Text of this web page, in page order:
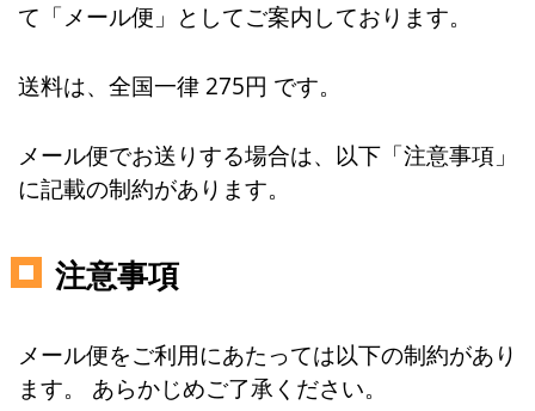
て「メール便」としてご案内しております。
送料は、全国一律 275円 です。
メール便でお送りする場合は、以下「注意事項」
に記載の制約があります。
注意事項
メール便をご利用にあたっては以下の制約があり
ます。 あらかじめご了承ください。